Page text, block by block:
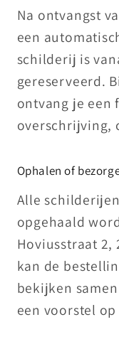
Na ontvangst
een
schilderij is
gereserveerd.
ontvang je een
overschrijving,
Ophalen of
Alle
opgehaald
Hoviusstraat 2,
kan de
bekijken
een voorstel